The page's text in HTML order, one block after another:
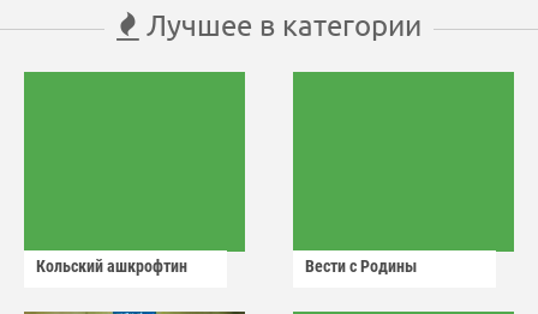
Лучшее в категории
Кольский ашкрофтин Вести с Родины